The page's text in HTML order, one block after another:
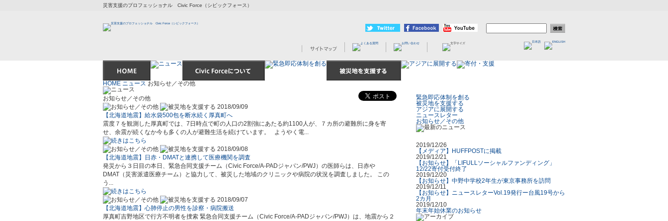
災害支援のプロフェッショナル Civic Force（シビックフォース）
HOME ニュース お知らせ／その他
お知らせ／その他
2018/09/09
【北海道地震】給水袋500包を断水続く厚真町へ
震度７を観測した厚真町では、7日時点で町の人口の2割強にあたる約1100人が、７カ所の避難所に身を寄
せ、余震が続くなか今も多くの人が避難生活を続けています。 ようやく電...
2018/09/08
【北海道地震】日赤・DMATと連携して医療機関を調査
発災から３日目の本日、緊急合同支援チーム（Civic Force/A-PADジャパン/PWJ）の医師らは、日赤や
DMAT（災害派遣医療チーム）と協力して、被災した地域のクリニックや病院の状況を調査しました。 この
う...
2018/09/07
【北海道地震】心肺停止の男性を診察・病院搬送
厚真町吉野地区で行方不明者を捜索 緊急合同支援チーム（Civic Force/A-PADジャパン/PWJ）は、地震から２
緊急即応体制を創る
被災地を支援する
アジアに展開する
ニュースレター
お知らせ／その他
2019/12/26
【メディア】HUFFPOSTに掲載
2019/12/21
【お知らせ】「LIFULLソーシャルファンディング」
12/22寄付受付終了
2019/12/20
【お知らせ】中野中学校2年生が東京事務所を訪問
2019/12/11
【お知らせ】ニュースレターVol.19発行ー台風19号から
2カ月
2019/12/10
年末年始休業のお知らせ